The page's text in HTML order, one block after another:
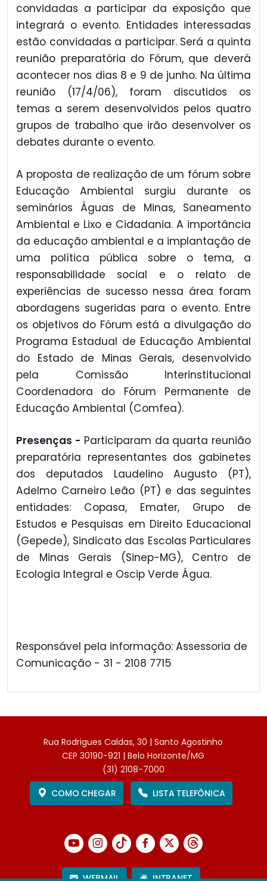
convidadas a participar da exposição que
integrará o evento. Entidades interessadas
estão convidadas a participar. Será a quinta
reunião preparatória do Fórum, que deverá
acontecer nos dias 8 e 9 de junho. Na última
reunião (17/4/06), foram discutidos os
temas a serem desenvolvidos pelos quatro
grupos de trabalho que irão desenvolver os
debates durante o evento.
A proposta de realização de um fórum sobre
Educação Ambiental surgiu durante os
seminários Águas de Minas, Saneamento
Ambiental e Lixo e Cidadania. A importância
da educação ambiental e a implantação de
uma política pública sobre o tema, a
responsabilidade social e o relato de
experiências de sucesso nessa área foram
abordagens sugeridas para o evento. Entre
os objetivos do Fórum está a divulgação do
Programa Estadual de Educação Ambiental
do Estado de Minas Gerais, desenvolvido
pela Comissão Interinstitucional
Coordenadora do Fórum Permanente de
Educação Ambiental (Comfea).
Presenças - Participaram da quarta reunião
preparatória representantes dos gabinetes
dos deputados Laudelino Augusto (PT),
Adelmo Carneiro Leão (PT) e das seguintes
entidades: Copasa, Emater, Grupo de
Estudos e Pesquisas em Direito Educacional
(Gepede), Sindicato das Escolas Particulares
de Minas Gerais (Sinep-MG), Centro de
Ecologia Integral e Oscip Verde Água.
Responsável pela informação: Assessoria de
Comunicação - 31 - 2108 7715
Rua Rodrigues Caldas, 30 | Santo Agostinho
CEP 30190-921 | Belo Horizonte/MG
(31) 2108-7000
COMO CHEGAR
LISTA TELEFÔNICA
WEBMAIL INTRANET